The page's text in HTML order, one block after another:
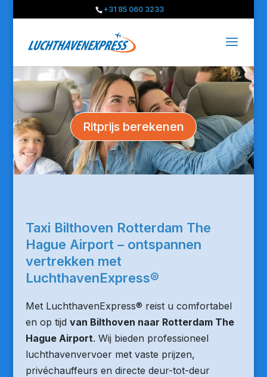
+31 85 060 3233
Ritprijs berekenen
Taxi Bilthoven Rotterdam The
Hague Airport – ontspannen
vertrekken met
LuchthavenExpress®
Met LuchthavenExpress® reist u comfortabel
en op tijd van Bilthoven naar Rotterdam The
Hague Airport. Wij bieden professioneel
luchthavenvervoer met vaste prijzen,
privéchauffeurs en directe deur-tot-deur